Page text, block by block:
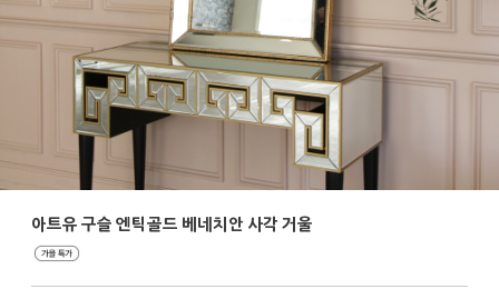
아트유 구슬 엔틱골드 베네치안 사각 거울